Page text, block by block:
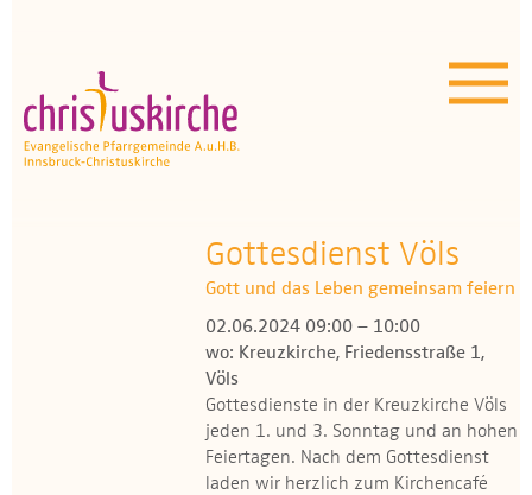
Unser Angebot
OEZ
Wissenswertes
Medien
Kontakt
Gottesdienst Völs
Gott und das Leben gemeinsam feiern
02.06.2024 09:00 – 10:00
wo: Kreuzkirche, Friedensstraße 1,
Völs
Gottesdienste in der Kreuzkirche Völs
jeden 1. und 3. Sonntag und an hohen
Feiertagen. Nach dem Gottesdienst
laden wir herzlich zum Kirchencafé